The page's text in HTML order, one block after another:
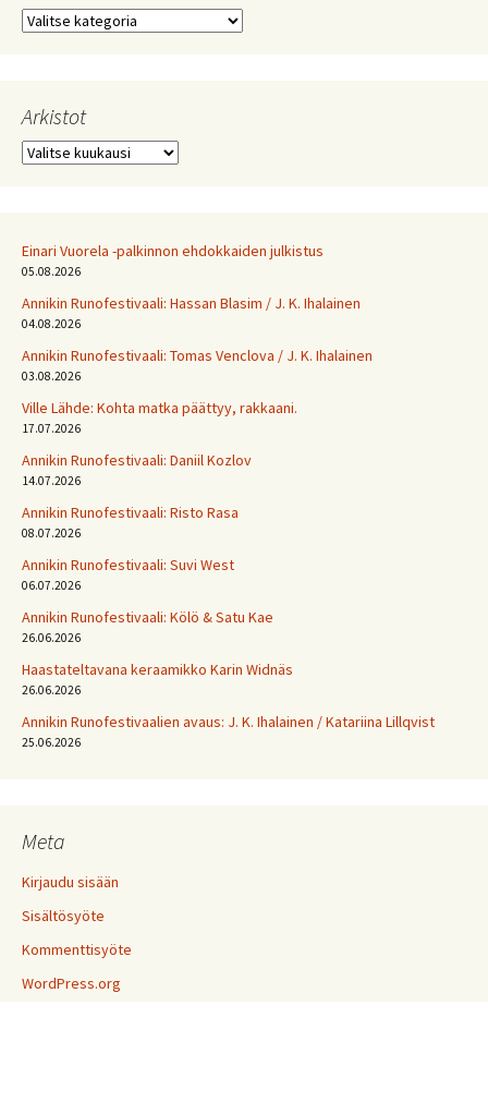
Kategoriat
Arkistot
Arkistot
Einari Vuorela -palkinnon ehdokkaiden julkistus
05.08.2026
Annikin Runofestivaali: Has­san Bla­sim / J. K. Ihalainen
04.08.2026
Annikin Runofestivaali: Tomas Venclova / J. K. Ihalainen
03.08.2026
Ville Lähde: Kohta matka päättyy, rakkaani.
17.07.2026
Annikin Runofestivaali: Daniil Kozlov
14.07.2026
Annikin Runofestivaali: Risto Rasa
08.07.2026
Annikin Runofestivaali: Suvi West
06.07.2026
Annikin Runofestivaali: Kölö & Satu Kae
26.06.2026
Haastateltavana keraamikko Karin Widnäs
26.06.2026
Annikin Runofestivaalien avaus: J. K. Ihalainen / Katariina Lillqvist
25.06.2026
Meta
Kirjaudu sisään
Sisältösyöte
Kommenttisyöte
WordPress.org